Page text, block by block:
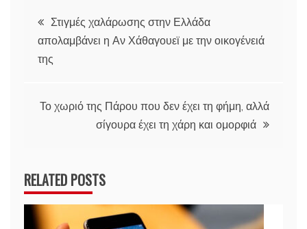
Πλοήγηση
άρθρων
Στιγμές χαλάρωσης στην Ελλάδα
απολαμβάνει η Αν Χάθαγουεϊ με την οικογένειά
της
Το χωριό της Πάρου που δεν έχει τη φήμη, αλλά
σίγουρα έχει τη χάρη και ομορφιά
RELATED POSTS